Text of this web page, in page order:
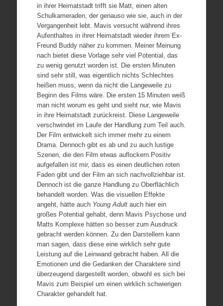
in ihrer Heimatstadt trifft sie Matt, einen alten
Schulkameraden, der genauso wie sie, auch in der
Vergangenheit lebt. Mavis versucht während ihres
Aufenthaltes in ihrer Heimatstadt wieder ihrem Ex-
Freund Buddy näher zu kommen. Meiner Meinung
nach bietet diese Vorlage sehr viel Potential, das
zu wenig genutzt worden ist. Die ersten Minuten
sind sehr still, was eigentlich nichts Schlechtes
heißen muss, wenn da nicht die Langeweile zu
Beginn des Films wäre. Die ersten 15 Minuten weiß
man nicht worum es geht und sieht nur, wie Mavis
in ihre Heimatstadt zurückreist. Diese Langeweile
verschwindet im Laufe der Handlung zum Teil auch.
Der Film entwickelt sich immer mehr zu einem
Drama. Dennoch gibt es ab und zu auch lustige
Szenen, die den Film etwas auflockern.Positiv
aufgefallen ist mir, dass es einen deutlichen roten
Faden gibt und der Film an sich nachvollziehbar ist.
Dennoch ist die ganze Handlung zu Oberflächlich
behandelt worden. Was die visuellen Effekte
angeht, hätte auch Young Adultauch hier ein
großes Potential gehabt, denn Mavis Psychose und
Matts Komplexe hätten so besser zum Ausdruck
gebracht werden können. Zu den Darstellern kann
man sagen, dass diese eine wirklich sehr gute
Leistung auf die Leinwand gebracht haben. All die
Emotionen und die Gedanken der Charaktere sind
überzeugend dargestellt worden, obwohl es sich bei
Mavis zum Beispiel um einen wirklich schwierigen
Charakter gehandelt hat.